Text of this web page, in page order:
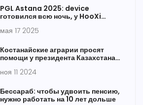
PGL Astana 2025: device
готовился всю ночь, у HooXi
четвертьфиналом
мая 17 2025
Костанайские аграрии просят
помощи у президента Казахстана
хозяйства
ноя 11 2024
Бессараб: чтобы удвоить пенсию,
нужно работать на 10 лет дольше